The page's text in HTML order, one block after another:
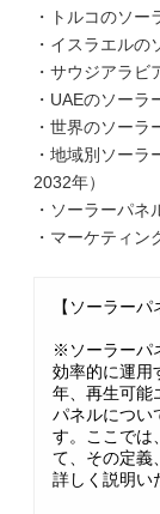
・トルコのソ
・イスラエル
・サウジアラ
・UAEのソー
・世界のソーラ
・地域別ソー
2032年）
・ソーラーパ
・マーケティン
【ソーラー
※ソーラーパ
効率的に運用
年、再生可能
パネルについ
す。ここでは
て、その定義
詳しく説明い